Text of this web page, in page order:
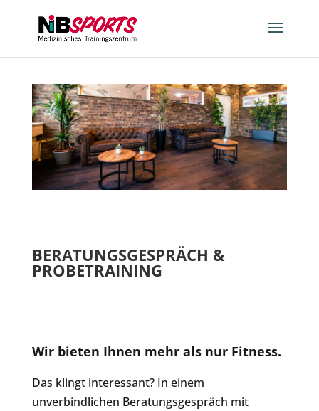
BERATUNGSGESPRÄCH &
PROBETRAINING
Wir bieten Ihnen mehr als nur Fitness.
Das klingt interessant? In einem
unverbindlichen Beratungsgespräch mit